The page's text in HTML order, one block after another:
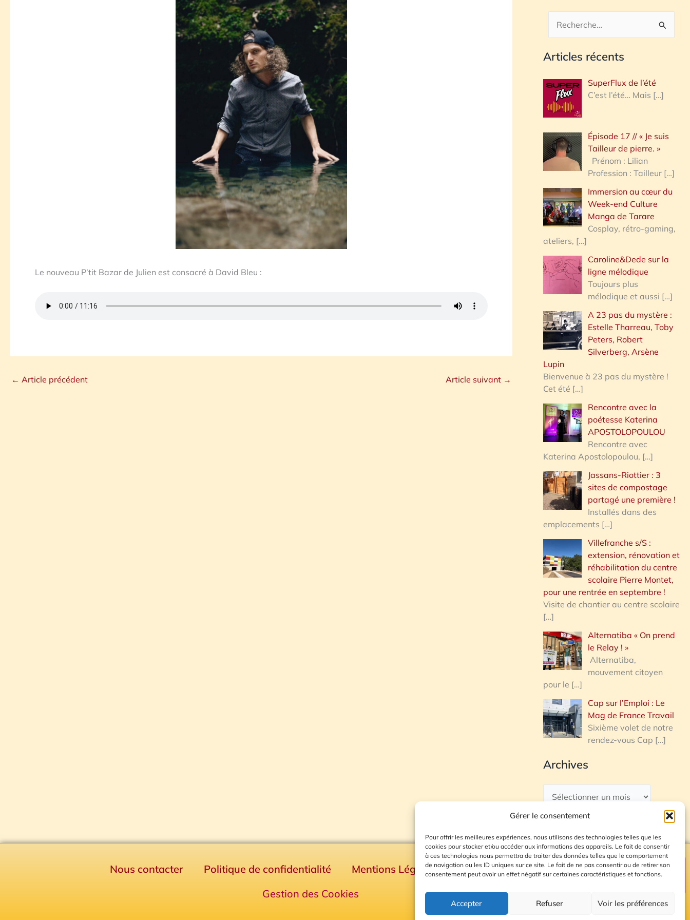
Gérer le consentement
Pour offrir les meilleures expériences, nous utilisons des technologies telles que les
cookies pour stocker et/ou accéder aux informations des appareils. Le fait de consentir
à ces technologies nous permettra de traiter des données telles que le comportement
de navigation ou les ID uniques sur ce site. Le fait de ne pas consentir ou de retirer son
consentement peut avoir un effet négatif sur certaines caractéristiques et fonctions.
Accepter Refuser Voir les préférences
Le nouveau P’tit Bazar de Julien est consacré à David Bleu :
← Article précédent Article suivant →
c
h
r
h
e
:
Articles récents
SuperFlux de l’été
C’est l’été… Mais […]
Épisode 17 // « Je suis
Tailleur de pierre. »
Prénom : Lilian
Profession : Tailleur […]
Immersion au cœur du
Week-end Culture
Manga de Tarare
Cosplay, rétro-gaming,
ateliers, […]
Caroline&Dede sur la
ligne mélodique
Toujours plus
mélodique et aussi […]
A 23 pas du mystère :
Estelle Tharreau, Toby
Peters, Robert
Silverberg, Arsène
Lupin
Bienvenue à 23 pas du mystère !
Cet été […]
Rencontre avec la
poétesse Katerina
APOSTOLOPOULOU
Rencontre avec
Katerina Apostolopoulou, […]
Jassans-Riottier : 3
sites de compostage
partagé une première !
Installés dans des
emplacements […]
Villefranche s/S :
extension, rénovation et
réhabilitation du centre
scolaire Pierre Montet,
pour une rentrée en septembre !
Visite de chantier au centre scolaire
[…]
Alternatiba « On prend
le Relay ! »
Alternatiba,
mouvement citoyen
pour le […]
Cap sur l’Emploi : Le
Mag de France Travail
Sixième volet de notre
rendez-vous Cap […]
Archives
Nous contacter Politique de confidentialité Mentions Légales
Plan du site
Gestion des Cookies